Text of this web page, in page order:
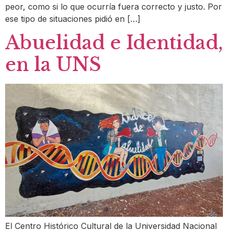
peor, como si lo que ocurría fuera correcto y justo. Por
ese tipo de situaciones pidió en […]
Abuelidad e Identidad,
en la UNS
El Centro Histórico Cultural de la Universidad Nacional